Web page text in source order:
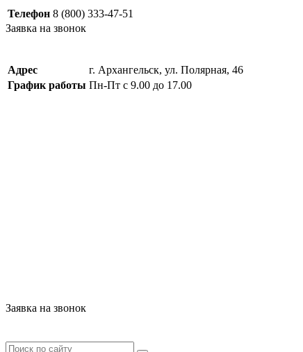
Телефон 8 (800) 333-47-51
Заявка на звонок
Адрес
г. Архангельск, ул. Полярная, 46
График работы Пн-Пт с 9.00 до 17.00
Заявка на звонок